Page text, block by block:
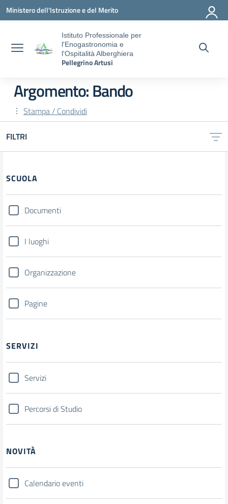
Vai ai contenuti
Vai al menu di navigazione
Vai al footer
Ministero dell'Istruzione e del Merito
Istituto Professionale per
l'Enogastronomia e
l'Ospitalità Alberghiera
Pellegrino Artusi
Argomento: Bando
Stampa / Condividi
FILTRI
SCUOLA
Documenti
I luoghi
Organizzazione
Pagine
SERVIZI
Servizi
Percorsi di Studio
NOVITÀ
Calendario eventi